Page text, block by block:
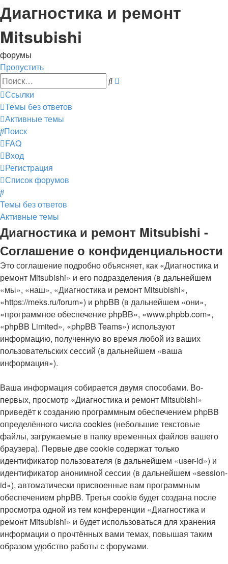
Диагностика и ремонт
Mitsubishi
форумы
Пропустить
Поиск
Ссылки
Темы без ответов
Активные темы
Поиск
FAQ
Вход
Регистрация
Список форумов
Поиск
Темы без ответов
Активные темы
Диагностика и ремонт Mitsubishi -
Соглашение о конфиденциальности
Это соглашение подробно объясняет, как «Диагностика и
ремонт Mitsubishi» и его подразделения (в дальнейшем
«мы», «наш», «Диагностика и ремонт Mitsubishi»,
«https://meks.ru/forum») и phpBB (в дальнейшем «они»,
«программное обеспечение phpBB», «www.phpbb.com»,
«phpBB Limited», «phpBB Teams») используют
информацию, полученную во время любой из ваших
пользовательских сессий (в дальнейшем «ваша
информация»).
Ваша информация собирается двумя способами. Во-
первых, просмотр «Диагностика и ремонт Mitsubishi»
приведёт к созданию программным обеспечением phpBB
определённого числа cookies (небольшие текстовые
файлы, загружаемые в папку временных файлов вашего
браузера). Первые две cookie содержат только
идентификатор пользователя (в дальнейшем «user-id») и
идентификатор анонимной сессии (в дальнейшем «session-
id»), автоматически присвоенные вам программным
обеспечением phpBB. Третья cookie будет создана после
просмотра одной из тем конференции «Диагностика и
ремонт Mitsubishi» и будет использоваться для хранения
информации о прочтённых вами темах, повышая таким
образом удобство работы с форумами.